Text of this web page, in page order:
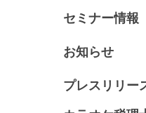
セミナー情報
お知らせ
プレスリリー